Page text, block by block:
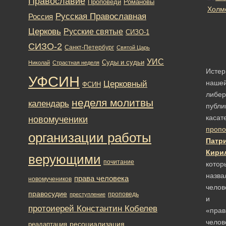
и
Проповеди Романовы
Россия Русская Православная
Церковь Русские святые СИЗО-1
СИЗО-2 Санкт-Петербург Святой Царь
Николай Страстная неделя Суды и судьи УИС
УФСИН ФСИН Церковный
календарь неделя молитвы
новомученики
организации работы
верующими почитание
новомучеников права человека
правосудие преступление проповедь
протоиерей Константин Кобелев
реадаптация ресоциализация